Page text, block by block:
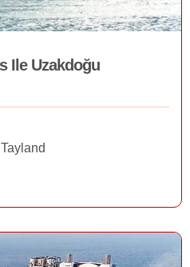
Ile Uzakdoğu